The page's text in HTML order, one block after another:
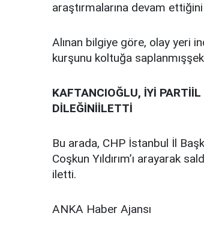
araştırmalarına devam
Alınan bilgiye göre, olay yeri
kurşunu koltuğa
KAFTANCIOĞLU, İYİ
DİLEĞİNİİLETTİ
Bu arada, CHP İstanbul İl
Coşkun Yıldırım’ı arayarak
iletti.
ANKA Haber Ajansı